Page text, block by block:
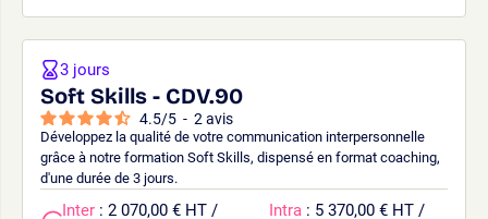
Soft Skills - CDV.90
4.5/5 - 2 avis
Développez la qualité de votre communication interpersonnelle
grâce à notre formation Soft Skills, dispensé en format coaching,
d'une durée de 3 jours.
3 jours
Inter : 2 070,00 € HT / Intra : 5 370,00 € HT /